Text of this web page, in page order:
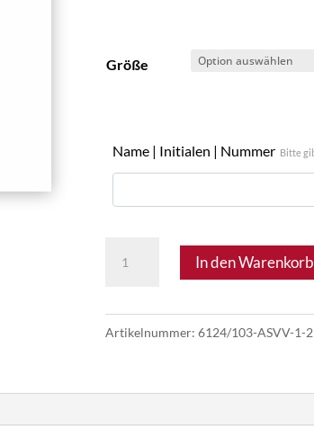
Größe
Name | Initialen | Nummer Bitte
Vösendorf
Shirt
In den Warenkorb
Artikelnummer: 6124/103-ASVV-1-2